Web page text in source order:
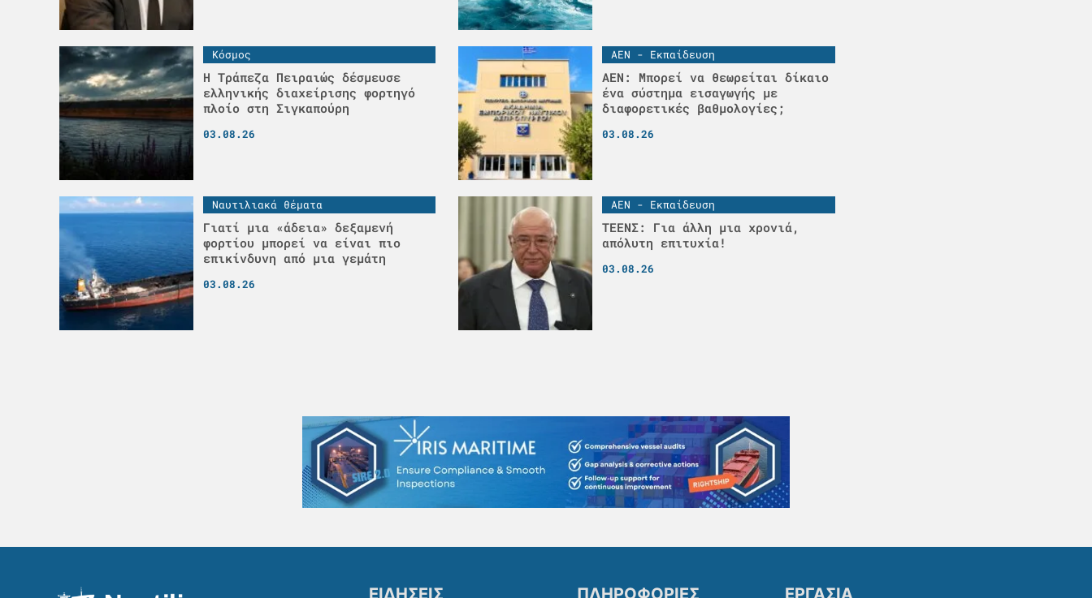
Κόσμος
Η Τράπεζα Πειραιώς δέσμευσε
ελληνικής διαχείρισης φορτηγό
πλοίο στη Σιγκαπούρη
03.08.26
ΑΕΝ - Εκπαίδευση
ΑΕΝ: Μπορεί να θεωρείται δίκαιο
ένα σύστημα εισαγωγής με
διαφορετικές βαθμολογίες;
03.08.26
Ναυτιλιακά θέματα
Γιατί μια «άδεια» δεξαμενή
φορτίου μπορεί να είναι πιο
επικίνδυνη από μια γεμάτη
03.08.26
ΑΕΝ - Εκπαίδευση
ΤΕΕΝΣ: Για άλλη μια χρονιά,
απόλυτη επιτυχία!
03.08.26
ΕΙΔΗΣΕΙΣ ΠΛΗΡΟΦΟΡΙΕΣ ΕΡΓΑΣΙΑ